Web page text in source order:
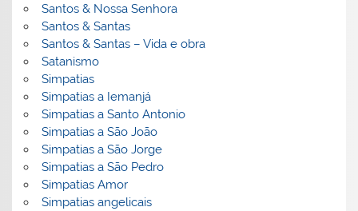
Santos & Nossa Senhora
Santos & Santas
Santos & Santas – Vida e obra
Satanismo
Simpatias
Simpatias a Iemanjá
Simpatias a Santo Antonio
Simpatias a São João
Simpatias a São Jorge
Simpatias a São Pedro
Simpatias Amor
Simpatias angelicais